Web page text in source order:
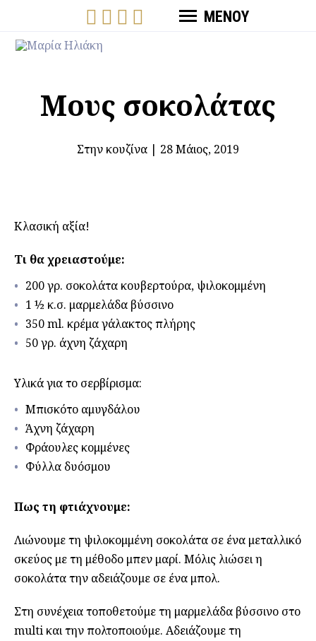
ΜΕΝΟΥ
Μους σοκολάτας
Στην κουζίνα | 28 Μάιος, 2019
Κλασική αξία!
Τι θα χρειαστούμε:
200 γρ. σοκολάτα κουβερτούρα, ψιλοκομμένη
1 ½ κ.σ. μαρμελάδα βύσσινο
350 ml. κρέμα γάλακτος πλήρης
50 γρ. άχνη ζάχαρη
Υλικά για το σερβίρισμα:
Μπισκότο αμυγδάλου
Άχνη ζάχαρη
Φράουλες κομμένες
Φύλλα δυόσμου
Πως τη φτιάχνουμε:
Λιώνουμε τη ψιλοκομμένη σοκολάτα σε ένα μεταλλικό
σκεύος με τη μέθοδο μπεν μαρί. Μόλις λιώσει η
σοκολάτα την αδειάζουμε σε ένα μπολ.
Στη συνέχεια τοποθετούμε τη μαρμελάδα βύσσινο στο
multi και την πολτοποιούμε. Αδειάζουμε τη